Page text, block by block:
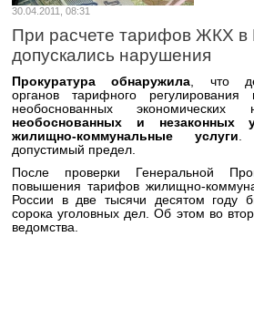
30.04.2011, 08:31
При расчете тарифов ЖКХ в
допускались нарушения
Прокуратура обнаружила, что
органов тарифного
необоснованных
необоснованных и незаконных
жилищно-коммунальные услуги.
допустимый предел.
После проверки Генеральной
повышения тарифов жилищно-
России в две тысячи десятом году
сорока уголовных дел. Об этом во
ведомства.